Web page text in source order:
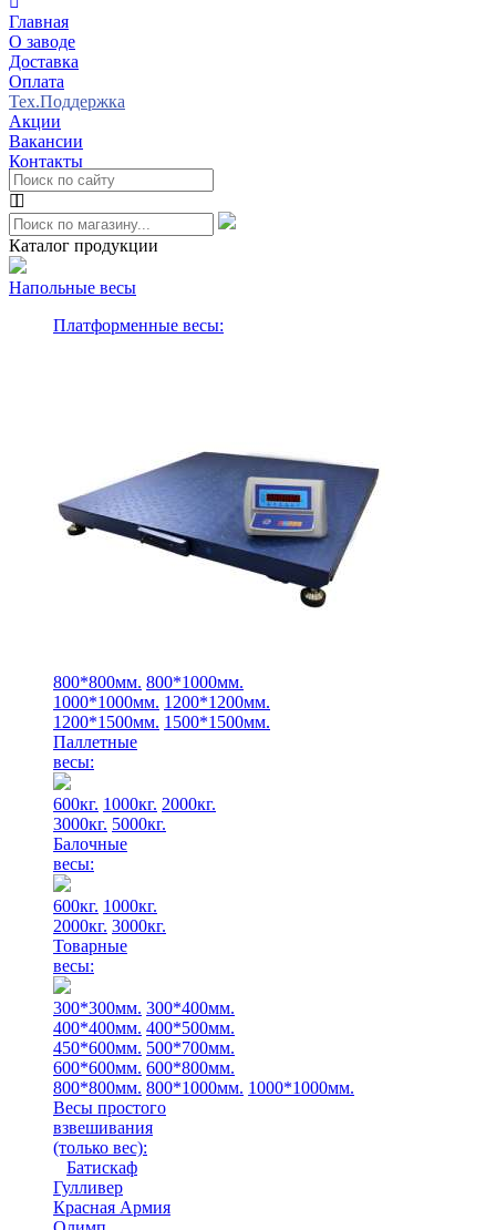
Главная
О заводе
Доставка
Оплата
Тех.Поддержка
Акции
Вакансии
Контакты
Каталог продукции
Напольные весы
Платформенные весы:
800*800мм. 800*1000мм.
1000*1000мм. 1200*1200мм.
1200*1500мм. 1500*1500мм.
Паллетные
весы:
600кг. 1000кг. 2000кг.
3000кг. 5000кг.
Балочные
весы:
600кг. 1000кг.
2000кг. 3000кг.
Товарные
весы:
300*300мм. 300*400мм.
400*400мм. 400*500мм.
450*600мм. 500*700мм.
600*600мм. 600*800мм.
800*800мм. 800*1000мм. 1000*1000мм.
Весы простого
взвешивания
(только вес):
Батискаф
Гулливер
Красная Армия